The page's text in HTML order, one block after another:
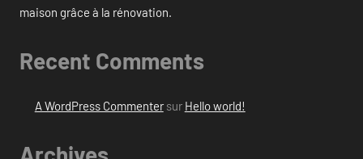
maison grâce à la rénovation.
Recent Comments
A WordPress Commentersur Hello world!